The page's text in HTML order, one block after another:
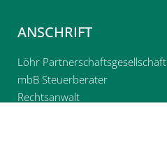
ANSCHRIFT
Löhr Partnerschaftsgesellschaft
mbB Steuerberater
Rechtsanwalt